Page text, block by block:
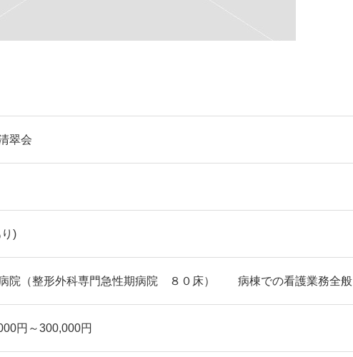
翠会
)
院（整形外科専門急性期病院 ８０床） 病棟での看護業務全般
円～300,000円